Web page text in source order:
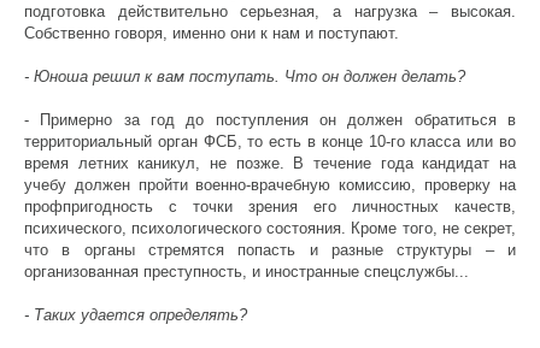
подготовка действительно серьезная, а нагрузка – высокая.
Собственно говоря, именно они к нам и поступают.
- Юноша решил к вам поступать. Что он должен делать?
- Примерно за год до поступления он должен обратиться в
территориальный орган ФСБ, то есть в конце 10-го класса или во
время летних каникул, не позже. В течение года кандидат на
учебу должен пройти военно-врачебную комиссию, проверку на
профпригодность с точки зрения его личностных качеств,
психического, психологического состояния. Кроме того, не секрет,
что в органы стремятся попасть и разные структуры – и
организованная преступность, и иностранные спецслужбы...
- Таких удается определять?